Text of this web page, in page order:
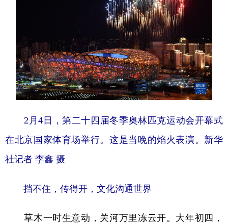
2月4日，第二十四届冬季奥林匹克运动会开幕式
在北京国家体育场举行。这是当晚的焰火表演。新华
社记者 李鑫 摄
挡不住，传得开，文化沟通世界
草木一时生意动，关河万里冻云开。大年初四，